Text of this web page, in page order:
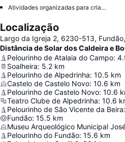
Atividades organizadas para crianças
Localização
Largo da Igreja 2, 6230-513,
Distância de Solar dos Caldeira e
Pelourinho de Atalaia do Campo:
Soalheira: 5.2 km
Pelourinho de Alpedrinha: 10.5 km
Castelo de Castelo Novo: 10.6 km
Pelourinho de Castelo Novo: 10.6
Teatro Clube de Alpedrinha: 10.6
Pelourinho de São Vicente da Beira:
Fundão: 15.5 km
Museu Arqueológico Municipal
Pelourinho do Fundão: 15.6 km